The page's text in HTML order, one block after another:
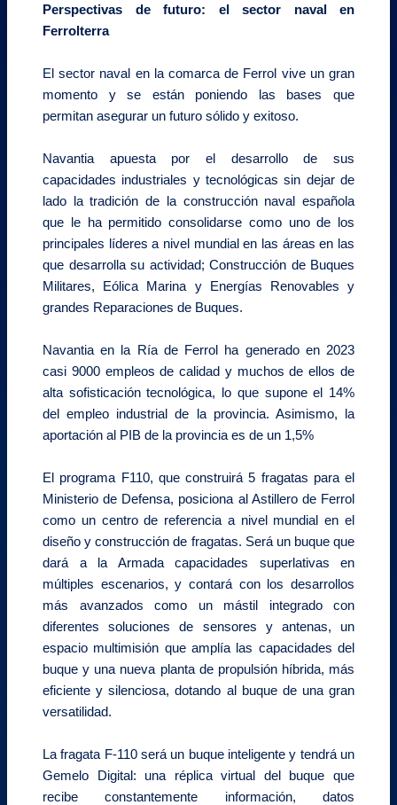
Perspectivas de futuro: el sector naval en
Ferrolterra
El sector naval en la comarca de Ferrol vive un gran
momento y se están poniendo las bases que
permitan asegurar un futuro sólido y exitoso.
Navantia apuesta por el desarrollo de sus
capacidades industriales y tecnológicas sin dejar de
lado la tradición de la construcción naval española
que le ha permitido consolidarse como uno de los
principales líderes a nivel mundial en las áreas en las
que desarrolla su actividad; Construcción de Buques
Militares, Eólica Marina y Energías Renovables y
grandes Reparaciones de Buques.
Navantia en la Ría de Ferrol ha generado en 2023
casi 9000 empleos de calidad y muchos de ellos de
alta sofisticación tecnológica, lo que supone el 14%
del empleo industrial de la provincia. Asimismo, la
aportación al PIB de la provincia es de un 1,5%
El programa F110, que construirá 5 fragatas para el
Ministerio de Defensa, posiciona al Astillero de Ferrol
como un centro de referencia a nivel mundial en el
diseño y construcción de fragatas. Será un buque que
dará a la Armada capacidades superlativas en
múltiples escenarios, y contará con los desarrollos
más avanzados como un mástil integrado con
diferentes soluciones de sensores y antenas, un
espacio multimisión que amplía las capacidades del
buque y una nueva planta de propulsión híbrida, más
eficiente y silenciosa, dotando al buque de una gran
versatilidad.
La fragata F-110 será un buque inteligente y tendrá un
Gemelo Digital: una réplica virtual del buque que
recibe constantemente información, datos